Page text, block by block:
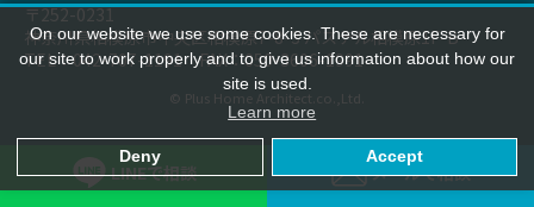
LINEで相談 メールで相談
〒252-0231
神奈川県相模原市中央区相模原7-8-3 パステル相模原1F-B
TEL：042-707-1191 FAX：050-3606-1991
© Plus Home Architect.co.,Ltd.
On our website we use some cookies. These are necessary for
our site to work properly and to give us information about how our
site is used.
Learn more
Deny Accept